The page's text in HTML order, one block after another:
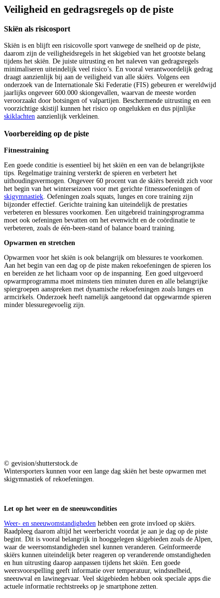
Veiligheid en gedragsregels op de piste
Skiën als risicosport
Skiën is en blijft een risicovolle sport vanwege de snelheid op de piste,
daarom zijn de veiligheidsregels in het skigebied van het grootste belang
tijdens het skiën. De juiste uitrusting en het naleven van gedragsregels
minimaliseren uiteindelijk veel risico’s. En vooral verantwoordelijk gedrag
draagt aanzienlijk bij aan de veiligheid van alle skiërs. Volgens een
onderzoek van de Internationale Ski Federatie (FIS) gebeuren er wereldwijd
jaarlijks ongeveer 600.000 skiongevallen, waarvan de meeste worden
veroorzaakt door botsingen of valpartijen. Beschermende uitrusting en een
voorzichtige skistijl kunnen het risico op ongelukken en dus pijnlijke
skiklachten aanzienlijk verkleinen.
Voorbereiding op de piste
Fitnesstraining
Een goede conditie is essentieel bij het skiën en een van de belangrijkste
tips. Regelmatige training versterkt de spieren en verbetert het
uithoudingsvermogen. Ongeveer 60 procent van de skiërs bereidt zich voor
het begin van het winterseizoen voor met gerichte fitnessoefeningen of
skigymnastiek. Oefeningen zoals squats, lunges en core training zijn
bijzonder effectief. Gerichte training kan uiteindelijk de prestaties
verbeteren en blessures voorkomen. Een uitgebreid trainingsprogramma
moet ook oefeningen bevatten om het evenwicht en de coördinatie te
verbeteren, zoals de één-been-stand of balance board training.
Opwarmen en stretchen
Opwarmen voor het skiën is ook belangrijk om blessures te voorkomen.
Aan het begin van een dag op de piste maken rekoefeningen de spieren los
en bereiden ze het lichaam voor op de inspanning. Een goed uitgevoerd
opwarmprogramma moet minstens tien minuten duren en alle belangrijke
spiergroepen aanspreken met dynamische rekoefeningen zoals lunges en
armcirkels. Onderzoek heeft namelijk aangetoond dat opgewarmde spieren
minder blessuregevoelig zijn.
© gevision/shutterstock.de
Wintersporters kunnen voor een lange dag skiën het beste opwarmen met
skigymnastiek of rekoefeningen.
Let op het weer en de sneeuwcondities
Weer- en sneeuwomstandigheden hebben een grote invloed op skiërs.
Raadpleeg daarom altijd het weerbericht voordat je aan je dag op de piste
begint. Dit is vooral belangrijk in hooggelegen skigebieden zoals de Alpen,
waar de weersomstandigheden snel kunnen veranderen. Geïnformeerde
skiërs kunnen uiteindelijk beter reageren op veranderende omstandigheden
en hun uitrusting daarop aanpassen tijdens het skiën. Een goede
weersvoorspelling geeft informatie over temperatuur, windsnelheid,
sneeuwval en lawinegevaar. Veel skigebieden hebben ook speciale apps die
actuele informatie rechtstreeks op je smartphone zetten.